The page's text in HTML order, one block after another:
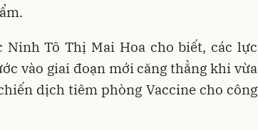
Ninh Tô Thị Mai Hoa cho biết, các lực
vào giai đoạn mới căng thẳng khi vừa
dịch tiêm phòng Vaccine cho công